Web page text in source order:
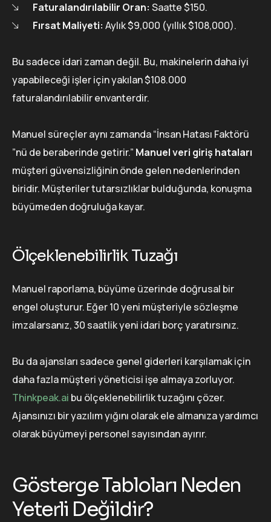
Faturalandırılabilir Oran: Saatte $150.
Fırsat Maliyeti: Aylık $9,000 (yıllık $108,000).
Bu sadece idari zaman değil. Bu, makinelerin daha iyi
yapabileceği işler için yakılan $108.000
faturalandırılabilir envanterdir.
Manuel süreçler aynı zamanda “İnsan Hatası Faktörü
”nü de beraberinde getirir.” Manuel veri giriş hataları
müşteri güvensizliğinin önde gelen nedenlerinden
biridir. Müşteriler tutarsızlıklar bulduğunda, konuşma
büyümeden doğruluğa kayar.
Ölçeklenebilirlik Tuzağı
Manuel raporlama, büyüme üzerinde doğrusal bir
engel oluşturur. Eğer 10 yeni müşteriyle sözleşme
imzalarsanız, 30 saatlik yeni idari borç yaratırsınız.
Bu da ajansları sadece genel giderleri karşılamak için
daha fazla müşteri yöneticisi işe almaya zorluyor.
Thinkpeak.ai bu ölçeklenebilirlik tuzağını çözer.
Ajansınızı bir yazılım yığını olarak ele almanıza yardımcı
olarak büyümeyi personel sayısından ayırır.
Gösterge Tabloları Neden
Yeterli Değildir?